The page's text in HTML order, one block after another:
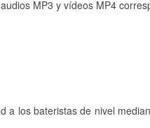
MP3 y vídeos MP4
a los bateristas de nivel